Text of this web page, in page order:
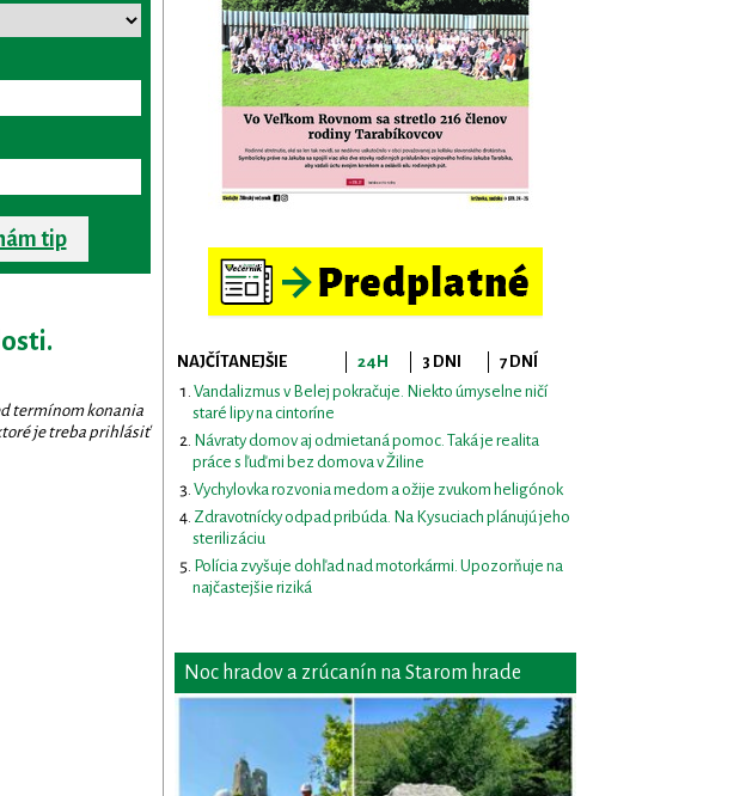
tip
termínom konania
je treba prihlásiť
NAJČÍTANEJŠIE 24H 3 DNI
7 DNÍ
Vandalizmus v Belej pokračuje. Niekto úmyselne ničí
staré lipy na cintoríne
Návraty domov aj odmietaná pomoc. Taká je realita
práce s ľuďmi bez domova v Žiline
Vychylovka rozvonia medom a ožije zvukom heligónok
Zdravotnícky odpad pribúda. Na Kysuciach plánujú jeho
sterilizáciu
Polícia zvyšuje dohľad nad motorkármi. Upozorňuje na
najčastejšie riziká
Noc hradov a zrúcanín na Starom hrade